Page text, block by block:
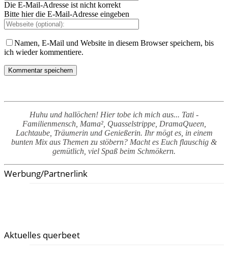
Die E-Mail-Adresse ist nicht korrekt
Bitte hier die E-Mail-Adresse eingeben
Namen, E-Mail und Website in diesem Browser speichern, bis
ich wieder kommentiere.
Huhu und hallöchen! Hier tobe ich mich aus... Tati -
Familienmensch, Mama², Quasselstrippe, DramaQueen,
Lachtaube, Träumerin und Genießerin. Ihr mögt es, in einem
bunten Mix aus Themen zu stöbern? Macht es Euch flauschig &
gemütlich, viel Spaß beim Schmökern.
Werbung/Partnerlink
Aktuelles querbeet